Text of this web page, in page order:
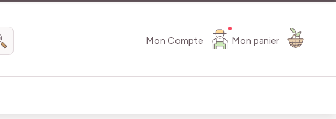
Mon Compte Mon panier
Chercher